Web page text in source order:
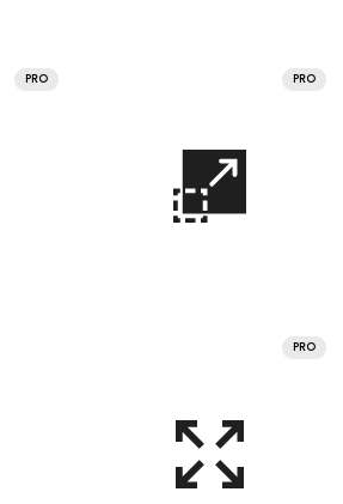
PRO PRO
PRO